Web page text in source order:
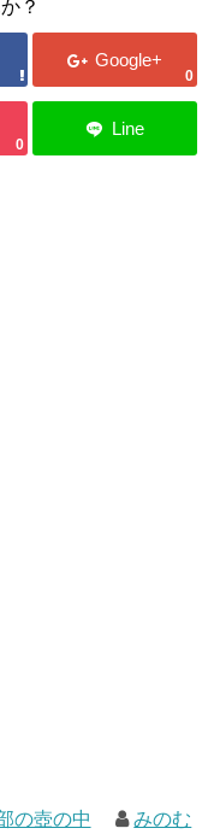
？
0
0
の壺の中 みのむ